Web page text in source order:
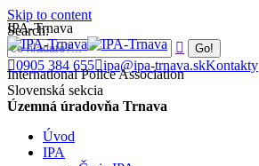
Skip to content
Search:
0905 384 655 ipa@ipa-trnava.skKontakty
IPA-Trnava
International Police Association
Slovenská sekcia
Územná úradovňa Trnava
Úvod
IPA